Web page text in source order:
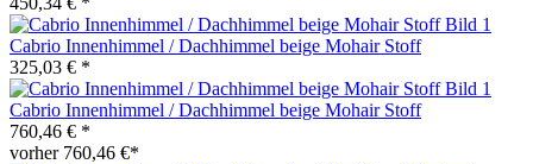
Cabrio Innenhimmel / Dachhimmel beige Mohair Stoff
325,03 € *
Cabrio Innenhimmel / Dachhimmel beige Mohair Stoff
760,46 € *
vorher 760,46 €*